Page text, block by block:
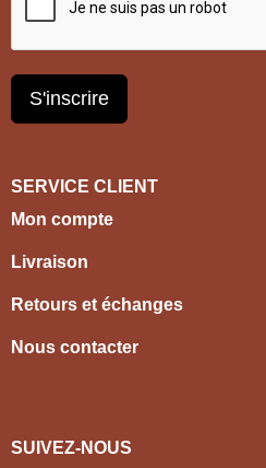
S'inscrire
SERVICE CLIENT
Mon compte
Livraison
Retours et échanges
Nous contacter
SUIVEZ-NOUS